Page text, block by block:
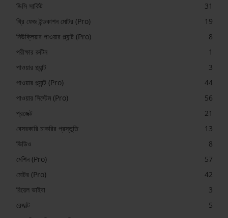
ডিসি সার্কিট
31
থ্রি ফেজ ইন্ডকাশন মোটর (Pro)
19
নিউক্লিয়ার পাওয়ার প্ল্যান্ট (Pro)
8
পরীক্ষার রুটিন
1
পাওয়ার প্ল্যান্ট
3
পাওয়ার প্ল্যান্ট (Pro)
44
পাওয়ার সিস্টেম (Pro)
56
প্রজেক্ট
21
বেসরকারি চাকরির প্রস্তুতি
13
ভিডিও
8
মেশিন (Pro)
57
মোটর (Pro)
42
রিয়েল ভাইবা
3
রেজাল্ট
5